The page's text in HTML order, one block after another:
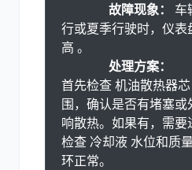
故障现象：
车
行或夏季行驶时，仪表
高 。
处理方案：
首先检查 机油散热器芯
围，确认是否有堵塞
响散热。如果有，需要
检查 冷却液 水位和质
环正常。